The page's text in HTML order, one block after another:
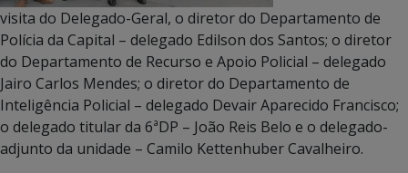
visita do Delegado-Geral, o diretor do Departamento de
Polícia da Capital – delegado Edilson dos Santos; o diretor
do Departamento de Recurso e Apoio Policial – delegado
Jairo Carlos Mendes; o diretor do Departamento de
Inteligência Policial – delegado Devair Aparecido Francisco;
o delegado titular da 6ªDP – João Reis Belo e o delegado-
adjunto da unidade – Camilo Kettenhuber Cavalheiro.